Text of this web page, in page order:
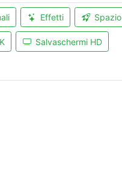
Effetti Spazio
Salvaschermi HD